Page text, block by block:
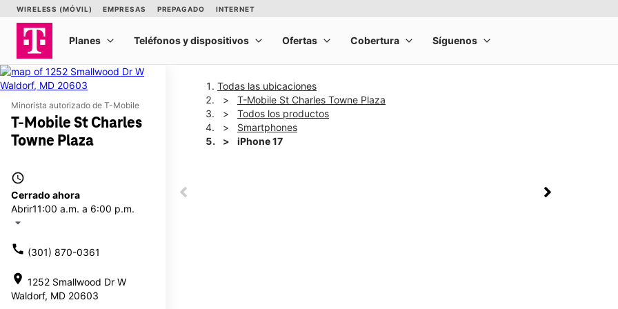
Minorista autorizado de T-Mobile
T-Mobile St Charles
Towne Plaza
access_time
Cerrado ahora
Abrir11:00 a.m. a 6:00 p.m.
arrow_drop_down
call (301) 870-0361
location_on 1252 Smallwood Dr W
Waldorf, MD 20603
Todas las ubicaciones
T-Mobile St Charles Towne Plaza
Todos los productos
Smartphones
iPhone 17
This carousel shows one large product image at a time. Use the Previous and Next buttons